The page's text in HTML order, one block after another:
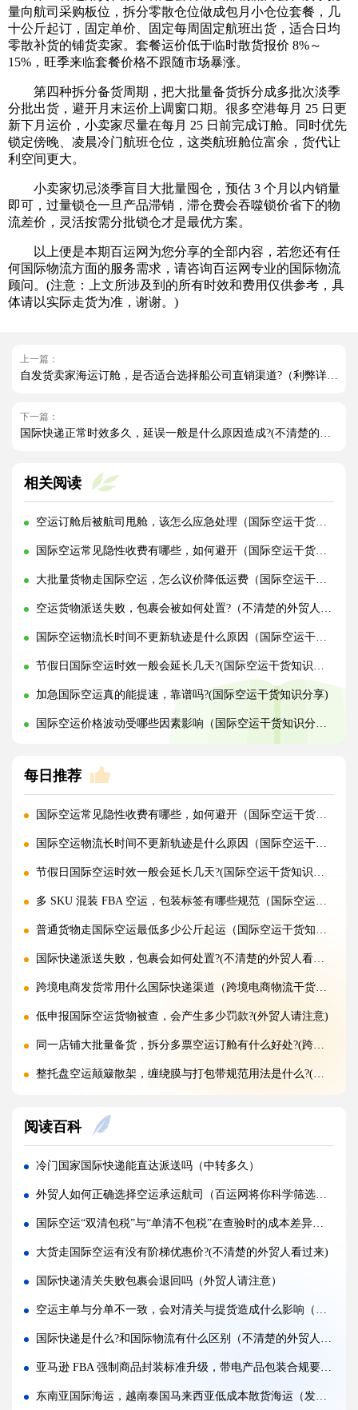
量向航司采购板位，拆分零散仓位做成包月小仓位套餐，几
十公斤起订，固定单价、固定每周固定航班出货，适合日均
零散补货的铺货卖家。套餐运价低于临时散货报价 8%～
15%，旺季来临套餐价格不跟随市场暴涨。
第四种拆分备货周期，把大批量备货拆分成多批次淡季
分批出货，避开月末运价上调窗口期。很多空港每月 25 日更
新下月运价，小卖家尽量在每月 25 日前完成订舱。同时优先
锁定傍晚、凌晨冷门航班仓位，这类航班舱位富余，货代让
利空间更大。
小卖家切忌淡季盲目大批量囤仓，预估 3 个月以内销量
即可，过量锁仓一旦产品滞销，滞仓费会吞噬锁价省下的物
流差价，灵活按需分批锁仓才是最优方案。
以上便是本期百运网为您分享的全部内容，若您还有任
何国际物流方面的服务需求，请咨询百运网专业的国际物流
顾问。(注意：上文所涉及到的所有时效和费用仅供参考，具
体请以实际走货为准，谢谢。)
上一篇：
自发货卖家海运订舱，是否适合选择船公司直销渠道?（利弊详解）
下一篇：
国际快递正常时效多久，延误一般是什么原因造成?(不清楚的外贸人看过来)
相关阅读
空运订舱后被航司甩舱，该怎么应急处理（国际空运干货知识分享）
国际空运常见隐性收费有哪些，如何避开（国际空运干货知识分享）
大批量货物走国际空运，怎么议价降低运费（国际空运干货知识分享）
空运货物派送失败，包裹会被如何处置?（不清楚的外贸人看过来）
国际空运物流长时间不更新轨迹是什么原因（国际空运干货知识分享）
节假日国际空运时效一般会延长几天?(国际空运干货知识分享)
加急国际空运真的能提速，靠谱吗?(国际空运干货知识分享)
国际空运价格波动受哪些因素影响（国际空运干货知识分享）
每日推荐
国际空运常见隐性收费有哪些，如何避开（国际空运干货知识分享）
国际空运物流长时间不更新轨迹是什么原因（国际空运干货知识分享）
节假日国际空运时效一般会延长几天?(国际空运干货知识分享)
多 SKU 混装 FBA 空运，包装标签有哪些规范（国际空运干货知识分享）
普通货物走国际空运最低多少公斤起运（国际空运干货知识分享）
国际快递派送失败，包裹会如何处置?(不清楚的外贸人看过来)
跨境电商发货常用什么国际快递渠道（跨境电商物流干货知识分享）
低申报国际空运货物被查，会产生多少罚款?(外贸人请注意)
同一店铺大批量备货，拆分多票空运订舱有什么好处?(跨境电商卖家必看篇)
整托盘空运颠簸散架，缠绕膜与打包带规范用法是什么?(国际空运干货知识分享)
多国中转空运，过境海关查验该如何配合举证（国际空运干货知识分享）
多 SKU 混装托盘空运，如何装箱能减少亚马逊人工分拣拉长上架时长?(国际空运干货知识分享)
国际空运低申报被海关预警，第一次预警还有哪些补救放行办法(外贸人请注意)
美国 5106 备案不全，空派货物一定会被扣吗?(不清楚的跨境电商卖家看过来)
亚马逊入仓排队，空派如何缩短上架等待时间?(亚马逊卖家必看篇)
跨境电商 FBA 空运，自主 VAT 清关和集体包税清关分别适配什么场景（亚马逊卖家请注意）
凌晨落地的红眼航班空运，末端机场分拣会额外拉长多久派送时效?(不清楚的外贸人看过来)
国际空运附加费有哪些（燃油、安检、操作费一览）
国际空运运价经常波动（影响空运价格的核心因素）
阅读百科
冷门国家国际快递能直达派送吗（中转多久）
外贸人如何正确选择空运承运航司（百运网将你科学筛选国际空运公司）
国际空运“双清包税”与“单清不包税”在查验时的成本差异有多大（跨境电商卖家请避坑）
大货走国际空运有没有阶梯优惠价?(不清楚的外贸人看过来)
国际快递清关失败包裹会退回吗（外贸人请注意）
空运主单与分单不一致，会对清关与提货造成什么影响（不清楚的跨境电商卖家请注意）
国际快递是什么?和国际物流有什么区别（不清楚的外贸人看过来）
亚马逊 FBA 强制商品封装标准升级，带电产品包装合规要点有哪些（亚马逊物流干货知识分享）
东南亚国际海运，越南泰国马来西亚低成本散货海运（发海运到东南亚的外贸人看过来）